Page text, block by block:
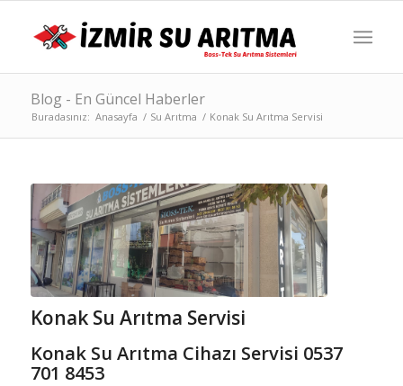
Blog - En Güncel Haberler
Buradasınız: Anasayfa / Su Arıtma / Konak Su Arıtma Servisi
Konak Su Arıtma Servisi
Konak Su Arıtma Cihazı Servisi 0537
701 8453